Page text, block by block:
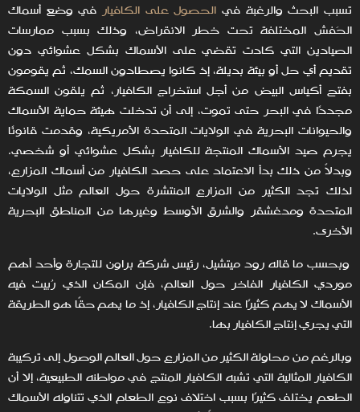
تسبب البحث والرغبة في الحصول على الكافيارفي وضع أسماك
الحَفش المختلفة تحت خطر الانقراض، وذلك بسبب ممارسات
الصيادين التي كادت تقضي على الأسماك بشكل عشوائي دون
تقديم أي حل أو بيئة بديلة، إذ كانوا يصطادون السمك، ثم يقومون
بفتح أكياس البيض من أجل استخراج الكافيار، ثم يلقون السمكة
مجددًا في البحر حتى تموت، إلى أن تدخلت هيئة حماية الأسماك
والحيوانات البحرية في الولايات المتحدة الأمريكية، وقدمت قانونًا
يجرم صيد الأسماك المنتجة للكافيار بشكل عشوائي أو شخصي.
وبدلاً من ذلك بدأ الاعتماد على حصد الكافيار من أسماك المزارع،
لذلك تجد الكثير من المزارع المنتشرة حول العالم مثل الولايات
المتحدة ومدغشقر والشرق الأوسط وغيرها من المناطق البحرية
الأخرى.
وبحسب ما قاله رود ميتشيل، رئيس شركة براون للتجارة وأحد أهم
موردي الكافيار الفاخر حول العالم، فإن المكان الذي رُبيت فيه
الأسماك لا يهم كثيرًا عند إنتاج الكافيار، إذ ما يهم حقًا هو الطريقة
التي يجري إنتاج الكافيار بها.
وبالرغم من محاولة الكثير من المزارع حول العالم الوصول إلى تركيبة
الكافيار المثالية التي تشبه الكافيار المنتج في مواطنه الطبيعية، إلا أن
الطعم يختلف كثيرًا بسبب اختلاف نوع الطعام الذي تتناوله الأسماك